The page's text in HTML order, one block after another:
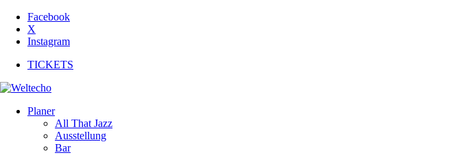
Facebook
X
Instagram
TICKETS
Planer
All That Jazz
Ausstellung
Bar